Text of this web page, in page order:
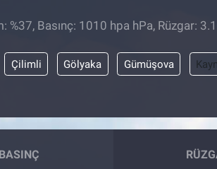
%37, Basınç: 1010 hpa hPa, Rüzgar:
Çilimli Gölyaka Gümüşova
BASINÇ